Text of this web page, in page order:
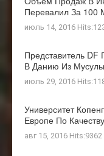
Перевалил За
июль 14, 2016
Представитель
В Данию Из
июль 29, 2016
Университет
Европе По
авг 15, 2016 Hits:9362